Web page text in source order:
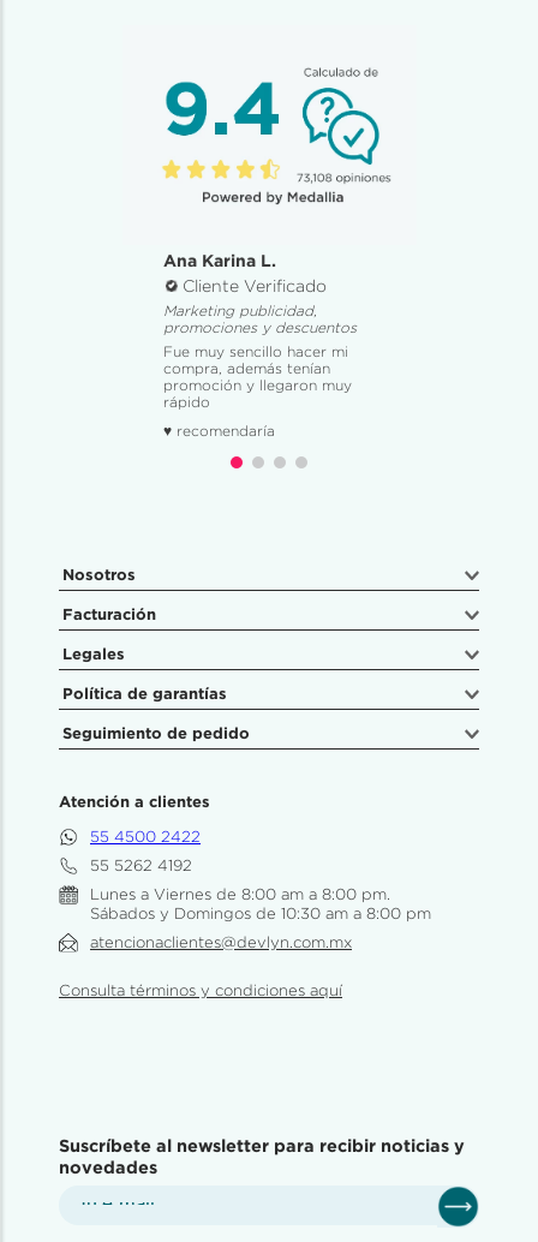
Ana Karina L.
Cliente Verificado
Marketing publicidad,
promociones y descuentos
Fue muy sencillo hacer mi
compra, además tenían
promoción y llegaron muy
rápido
♥ recomendaría
Nosotros
Facturación
Legales
Política de garantías
Seguimiento de pedido
Atención a clientes
55 4500 2422
55 5262 4192
Lunes a Viernes de 8:00 am a 8:00 pm.
Sábados y Domingos de 10:30 am a 8:00 pm
atencionaclientes@devlyn.com.mx
Consulta términos y condiciones aquí
Suscríbete al newsletter para recibir noticias y
novedades